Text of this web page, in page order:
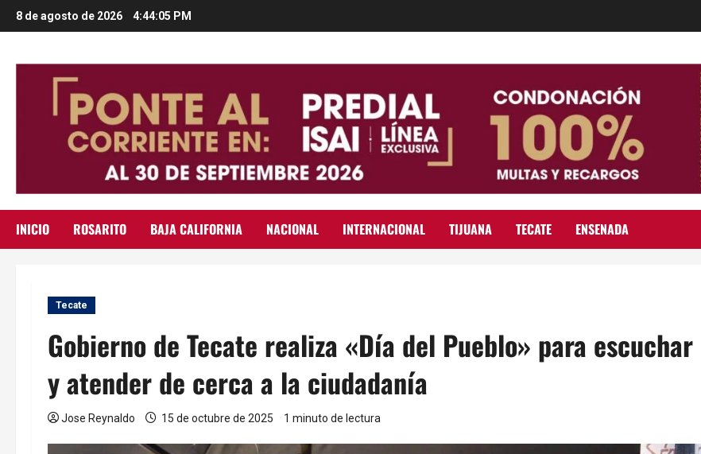
Saltar
al
8 de agosto de 2026 4:44:06 PM
INICIO ROSARITO BAJA CALIFORNIA NACIONAL INTERNACIONAL TIJUANA TECATE ENSENADA
Tecate
Gobierno de Tecate realiza «Día del Pueblo» para escuchar
y atender de cerca a la ciudadanía
Jose Reynaldo 15 de octubre de 2025 1 minuto de lectura